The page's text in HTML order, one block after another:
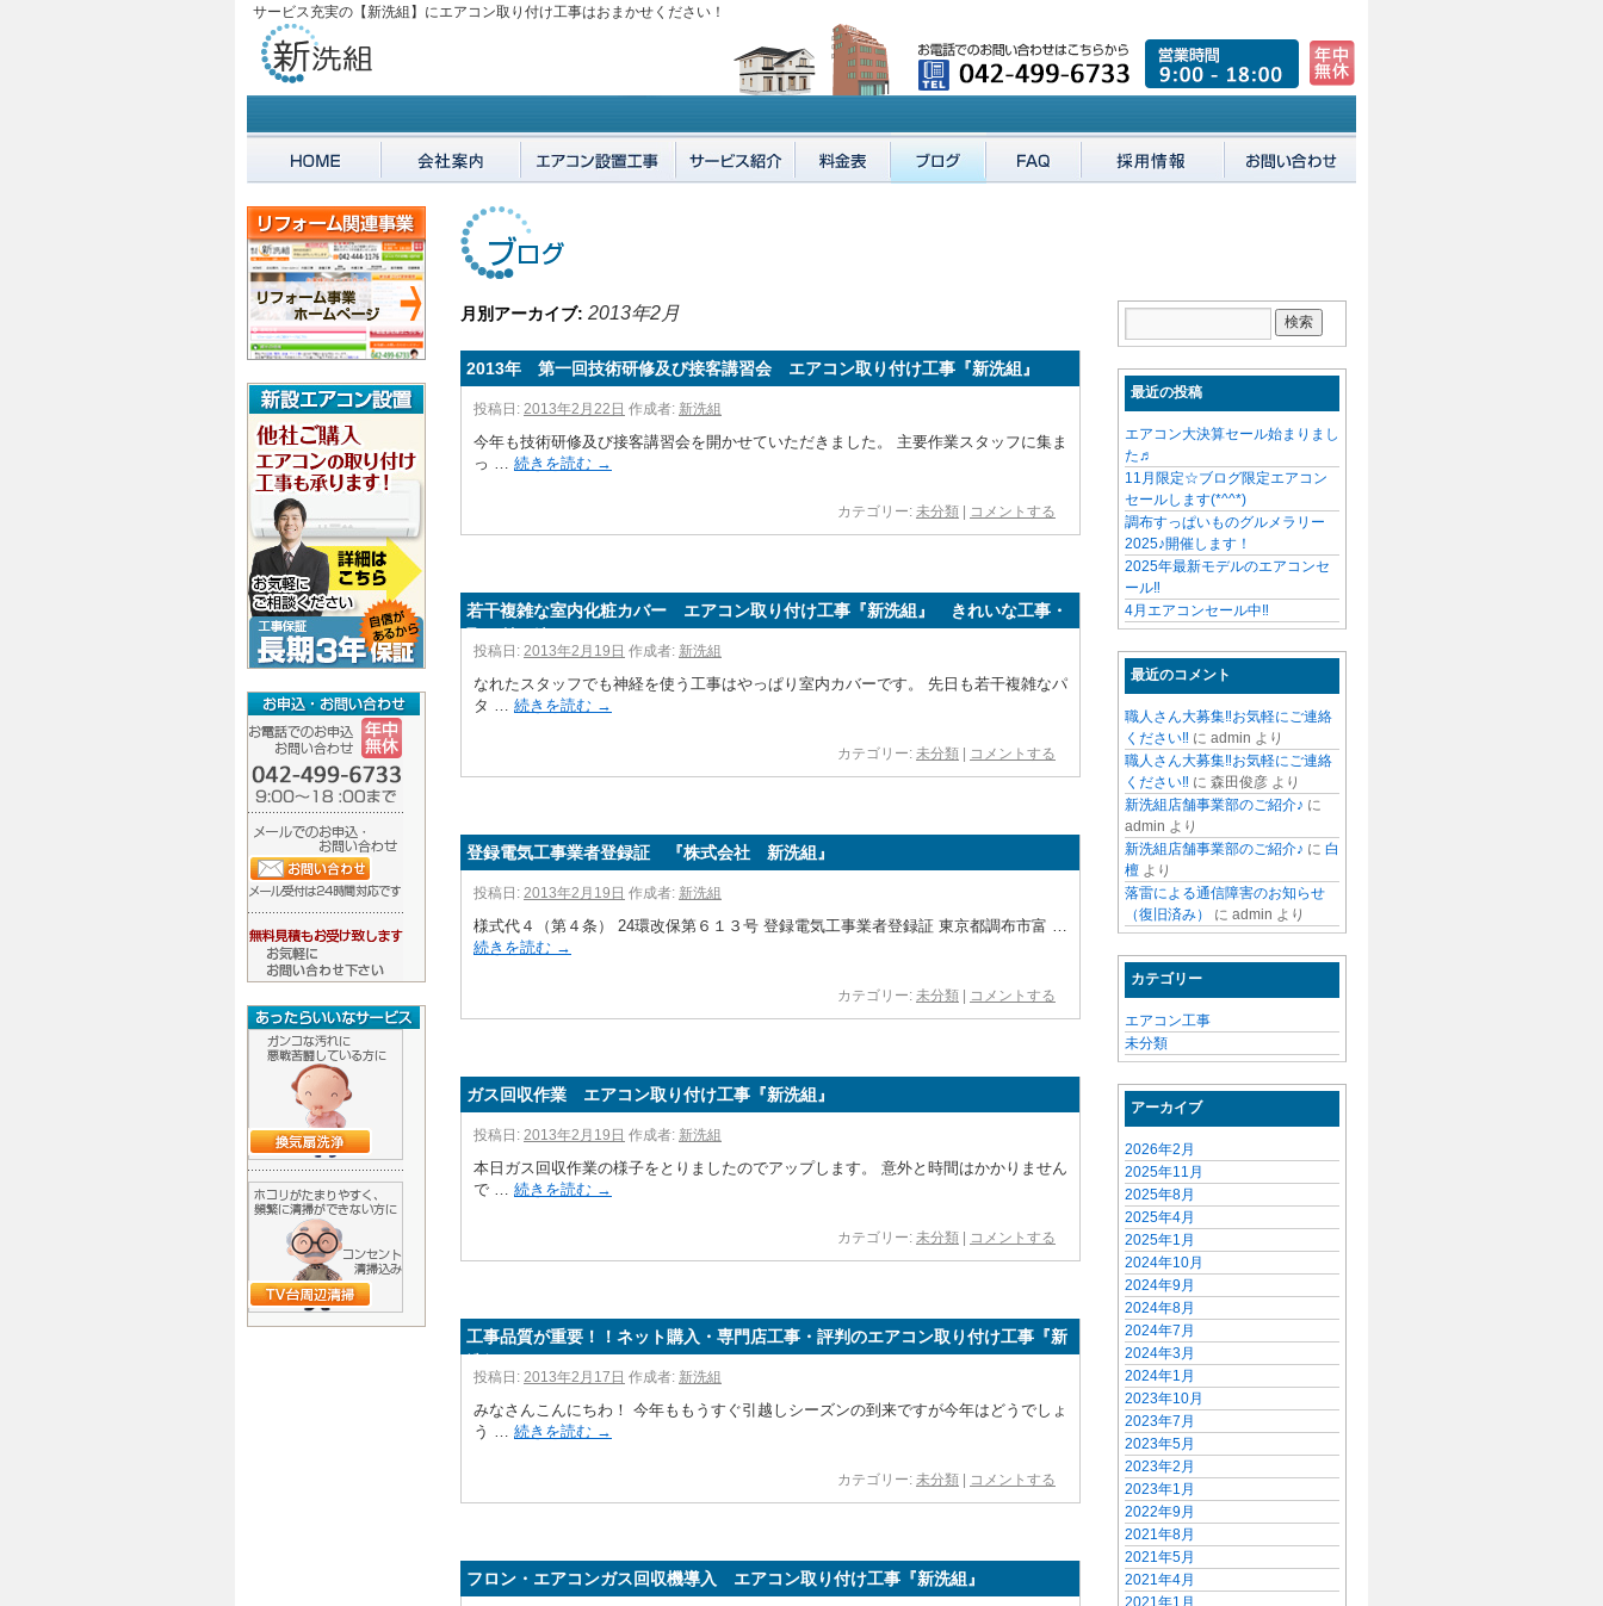
サービス充実の【新洗組】にエアコン取り付け工事はおまかせください！
月別アーカイブ: 2013年2月
2013年 第一回技術研修及び接客講習会 エアコン取り付け工事『新洗組』
投稿日: 2013年2月22日 作成者: 新洗組
今年も技術研修及び接客講習会を開かせていただきました。 主要作業スタッフに集ま
っ … 続きを読む →
カテゴリー: 未分類 コメントする
若干複雑な室内化粧カバー エアコン取り付け工事『新洗組』 きれいな工事・
投稿日: 2013年2月19日 作成者: 新洗組
なれたスタッフでも神経を使う工事はやっぱり室内カバーです。 先日も若干複雑なパ
タ … 続きを読む →
カテゴリー: 未分類 コメントする
登録電気工事業者登録証 『株式会社 新洗組』
投稿日: 2013年2月19日 作成者: 新洗組
様式代４（第４条） 24環改保第６１３号 登録電気工事業者登録証 東京都調布市富 …
続きを読む →
カテゴリー: 未分類 コメントする
ガス回収作業 エアコン取り付け工事『新洗組』
投稿日: 2013年2月19日 作成者: 新洗組
本日ガス回収作業の様子をとりましたのでアップします。 意外と時間はかかりません
で … 続きを読む →
カテゴリー: 未分類 コメントする
工事品質が重要！！ネット購入・専門店工事・評判のエアコン取り付け工事『新
投稿日: 2013年2月17日 作成者: 新洗組
みなさんこんにちわ！ 今年ももうすぐ引越しシーズンの到来ですが今年はどうでしょ
う … 続きを読む →
カテゴリー: 未分類 コメントする
フロン・エアコンガス回収機導入 エアコン取り付け工事『新洗組』
最近の投稿
エアコン大決算セール始まりまし
た♬
11月限定☆ブログ限定エアコン
セールします(*^^*)
調布すっぱいものグルメラリー
2025♪開催します！
2025年最新モデルのエアコンセ
ール‼
4月エアコンセール中‼
最近のコメント
職人さん大募集‼お気軽にご連絡
ください‼ に admin より
職人さん大募集‼お気軽にご連絡
ください‼ に 森田俊彦 より
新洗組店舗事業部のご紹介♪ に
admin より
新洗組店舗事業部のご紹介♪ に 白
檀 より
落雷による通信障害のお知らせ
（復旧済み）
に admin より
カテゴリー
エアコン工事
未分類
アーカイブ
2026年2月
2025年11月
2025年8月
2025年4月
2025年1月
2024年10月
2024年9月
2024年8月
2024年7月
2024年3月
2024年1月
2023年10月
2023年7月
2023年5月
2023年2月
2023年1月
2022年9月
2021年8月
2021年5月
2021年4月
2021年1月